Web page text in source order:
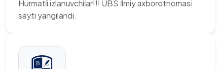
Hurmatli izlanuvchilar!!! UBS Ilmiy axborotnomasi
sayti yangilandi.